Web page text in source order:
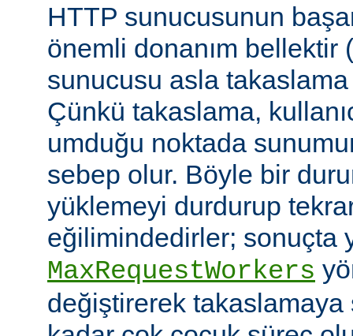
HTTP sunucusunun
önemli donanım bellektir
sunucusu asla takaslama
Çünkü takaslama,
umduğu noktada
sebep olur. Böyle bir
yüklemeyi durdurup
eğilimindedirler; sonuçta
MaxRequestWorkers
değiştirerek